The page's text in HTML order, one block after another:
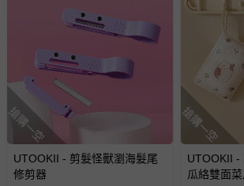
報紙、期刊或雜誌（惟書籍如經拆
新費用）。
經消費者拆封之影音商品或電腦軟體
等）。
非以有形媒介提供之數位內容或一
上服務，經消費者事先同意始提供
已拆封之以下類型商品：
-個人衛生用品（例如尿布、貼身衣
搶購一空
UTOOKII - 剪髮怪獸瀏海髮尾
修剪器
搶購一空
UTOOKII -
瓜絡雙面